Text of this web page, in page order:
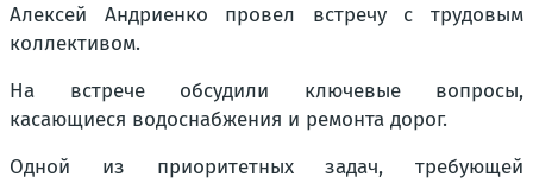
Алексей Андриенко провел встречу с трудовым
коллективом.
На встрече обсудили ключевые вопросы,
касающиеся водоснабжения и ремонта дорог.
Одной из приоритетных задач, требующей